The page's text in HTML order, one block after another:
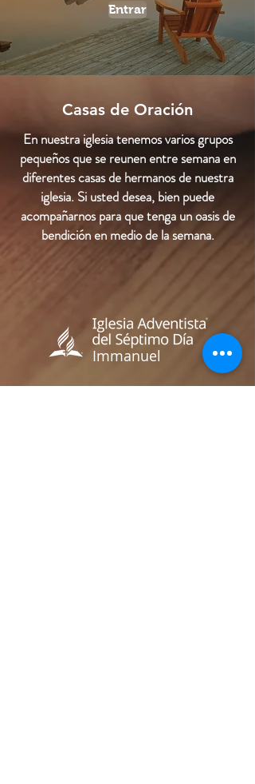
Entrar
Casas de Oración
En nuestra iglesia tenemos varios grupos
pequeños que se reunen entre semana en
diferentes casas de hermanos de nuestra
iglesia. Si usted desea, bien puede
acompañarnos para que tenga un oasis de
bendición en medio de la semana.
Immanuel